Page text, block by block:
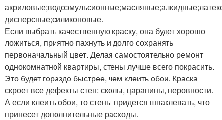
дисперсные;силиконовые.
Если выбрать качественную краску, она будет хорошо
ложиться, приятно пахнуть и долго сохранять
первоначальный цвет. Делая самостоятельно ремонт
однокомнатной квартиры, стены лучше всего покрасить.
Это будет гораздо быстрее, чем клеить обои. Краска
скроет все дефекты стен: сколы, царапины, неровности.
А если клеить обои, то стены придется шпаклевать, что
принесет дополнительные расходы.